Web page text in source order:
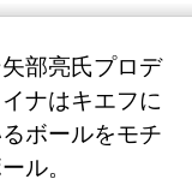
部亮氏プロデ
ナはキエフに
ボールをモチ
ル。